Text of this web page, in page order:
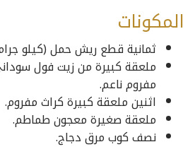
المكونات
ثمانية قطع ريش حمل (كيلو
ملعقة كبيرة من زيت فول
مفروم ناعم.
اثنين ملعقة كبيرة كراث مفروم.
ملعقة صغيرة معجون طماطم.
نصف كوب مرق دجاج.